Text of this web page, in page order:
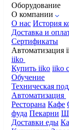
Оборудование
О компании
О нас История
Доставка и
Сертификаты
Автоматизация
iiko
Купить iiko iiko
Обучение
Техническая
Автоматизация
Ресторана Кафе
фуда Пекарни
Доставки еды